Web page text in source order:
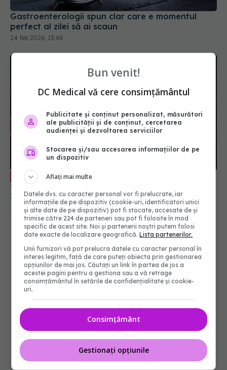
Gastroenterologii spun clar care e momentul
perfect al zilei să ai scaun
24 feb 2026, 13:48
EXCLUSIV Reflux gastroesofagian: cauze,
simptome și prevenția complicațiilor. Dr. Vlad
Simion (SANADOR): Poate apărea cancerul
26 ian 2026, 21:49
Bun venit!
DC Medical vă cere consimțământul
Publicitate și conținut personalizat, măsurători
ale publicității și de conținut, cercetarea
audienței și dezvoltarea serviciilor
Stocarea și/sau accesarea informațiilor de pe
un dispozitiv
Aflați mai multe
Datele dvs. cu caracter personal vor fi prelucrate, iar
informațiile de pe dispozitiv (cookie-uri, identificatori unici
și alte date de pe dispozitiv) pot fi stocate, accesate de și
trimise către 224 de parteneri sau pot fi folosite în mod
specific de acest site. Noi și partenerii noștri putem folosi
date exacte de localizare geografică.Lista partenerilor.
Unii furnizori vă pot prelucra datele cu caracter personal în
interes legitim, față de care puteți obiecta prin gestionarea
opțiunilor de mai jos. Căutați un link în partea de jos a
acestei pagini pentru a gestiona sau a vă retrage
consimțământul în setările de confidențialitate și cookie-
uri.
Consimțământ
Gestionați opțiunile